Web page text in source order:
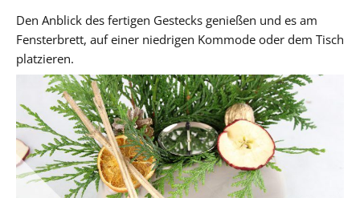
Den Anblick des fertigen Gestecks genießen und es am
Fensterbrett, auf einer niedrigen Kommode oder dem Tisch
platzieren.